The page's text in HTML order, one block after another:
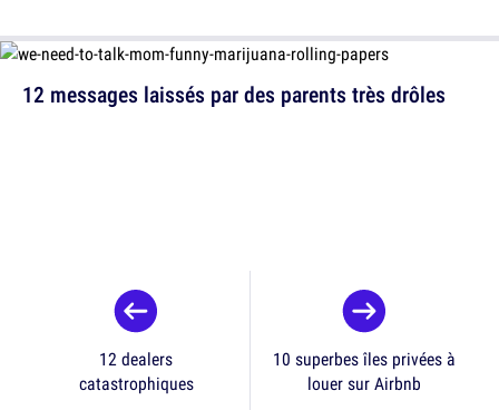
12 messages laissés par des parents très drôles
12 dealers
catastrophiques
10 superbes îles privées à
louer sur Airbnb